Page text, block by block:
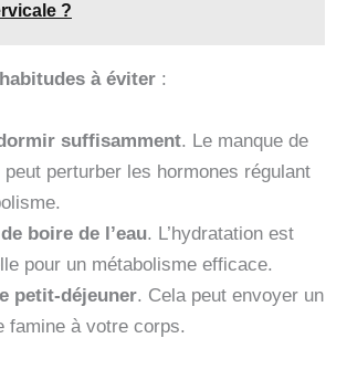
?
habitudes à éviter :
suffisamment. Le manque de
perturber les hormones régulant
boire de l’eau. L’hydratation est
pour un métabolisme efficace.
petit-déjeuner. Cela peut envoyer un
famine à votre corps.